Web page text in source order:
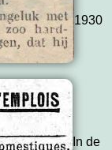
1930
In de